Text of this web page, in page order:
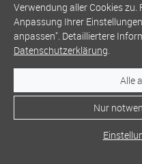
Verwendung aller Cookies
Anpassung Ihrer
anpassen". Detailliertere
Datenschutzerklärung.
Alle
Nur